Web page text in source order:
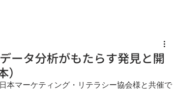
ータ分析がもたらす発見と開
本マーケティング・リテラシー協会様と共催で